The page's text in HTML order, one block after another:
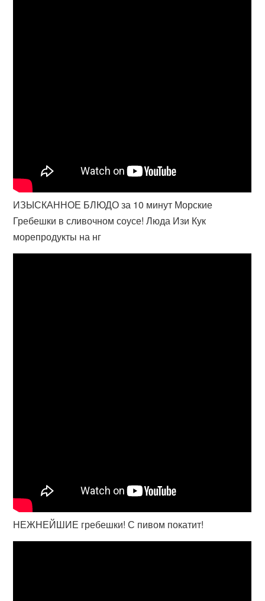
ИЗЫСКАННОЕ БЛЮДО за 10 минут Морские
Гребешки в сливочном соусе! Люда Изи Кук
морепродукты на нг
НЕЖНЕЙШИЕ гребешки! С пивом покатит!